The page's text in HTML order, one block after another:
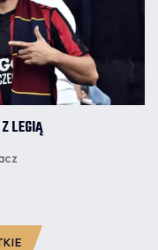
LEGIĄ